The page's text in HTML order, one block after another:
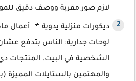
لازم صور مقربة ووصف دقيق
ديكورات منزلية يدوية 📌 أعمال
لوحات جدارية: الناس بتدفع
الشخصية في البيت. المنتجات
والمهتمين بالستايلات المميزة